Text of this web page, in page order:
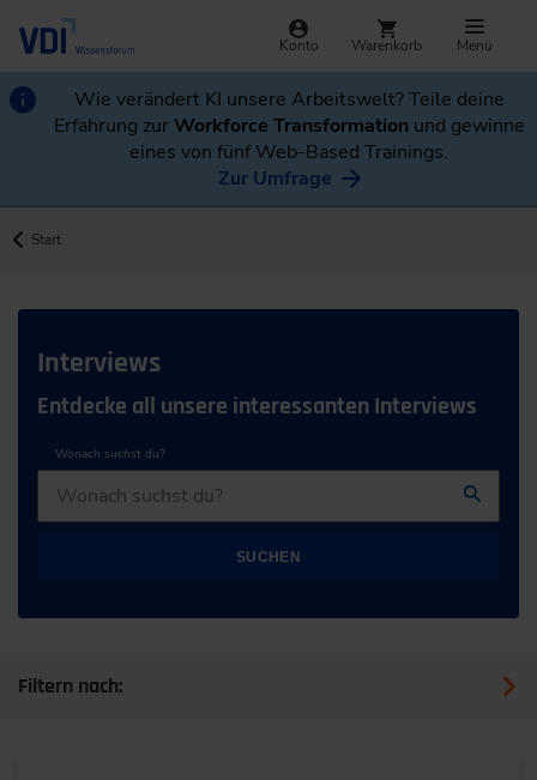
Konto Warenkorb Menü
Wie verändert KI unsere Arbeitswelt? Teile deine
Erfahrung zurWorkforce Transformation und gewinne
eines von fünf Web-Based Trainings.
Zur Umfrage
Start
Interviews
Entdecke all unsere interessanten Interviews
Wonach suchst du?
SUCHEN
Filtern nach: